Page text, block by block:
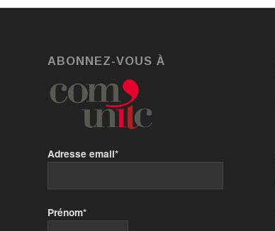
ABONNEZ-VOUS À
Adresse email*
Prénom*